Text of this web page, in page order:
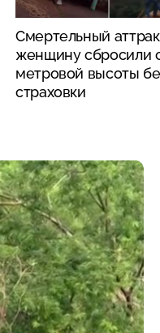
Смертельный
женщину сбросили
метровой высоты
страховки